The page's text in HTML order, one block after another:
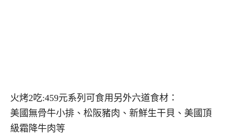
火烤2吃:459元系列可食用另外六道食材：
美國無骨牛小排、松阪豬肉、新鮮生干貝、美國頂
級霜降牛肉等